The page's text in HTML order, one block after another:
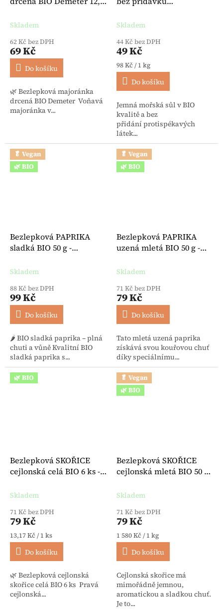
Skladem
62 Kč bez DPH
69 Kč
Do košíku
🌿 Bezlepková majoránka
drcená BIO Demeter Voňavá
majoránka v...
500 g - Lebensbaum
Skladem
44 Kč bez DPH
49 Kč
Měrná cena:
98 Kč / 1 kg
Do košíku
Jemná mořská sůl v BIO
kvalitě a bez
přidání protispékavých
látek...
🥬 Vegan
🌿 BIO
Bezlepková PAPRIKA
sladká BIO 50 g -
Skladem
88 Kč bez DPH
99 Kč
Do košíku
🌶️ BIO sladká paprika – plná
chuti a vůně Kvalitní BIO
sladká paprika s...
🥬 Vegan
🌿 BIO
Bezlepková PAPRIKA
uzená mletá BIO 50 g -
Skladem
71 Kč bez DPH
79 Kč
Do košíku
Tato mletá uzená paprika
získává svou kouřovou chuť
díky speciálnímu...
🌿 BIO
Bezlepková SKOŘICE
cejlonská celá BIO 6 ks -
Skladem
71 Kč bez DPH
79 Kč
Měrná cena:
13,17 Kč / 1 ks
Do košíku
🌿 Bezlepková cejlonská
skořice celá BIO 6 ks Pravá
cejlonská...
🥬 Vegan
🌿 BIO
Bezlepková SKOŘICE
cejlonská mletá BIO 50 g -
Skladem
71 Kč bez DPH
79 Kč
Měrná cena:
1 580 Kč / 1 kg
Do košíku
Cejlonská skořice má
mimořádně jemnou,
aromatickou a sladkou chuť.
Je to...